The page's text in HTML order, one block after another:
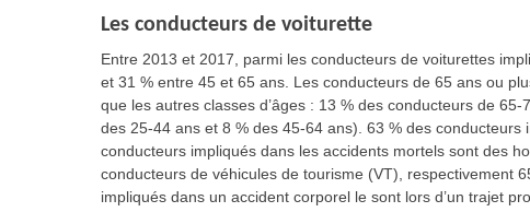
Les conducteurs de voiturette
Entre 2013 et 2017, parmi les conducteurs de voiturettes
et 31 % entre 45 et 65 ans. Les conducteurs de 65 ans ou
que les autres classes d’âges : 13 % des conducteurs de
des 25-44 ans et 8 % des 45-64 ans). 63 % des
conducteurs impliqués dans les accidents mortels sont des
conducteurs de véhicules de tourisme (VT), respectivement
impliqués dans un accident corporel le sont lors d’un trajet